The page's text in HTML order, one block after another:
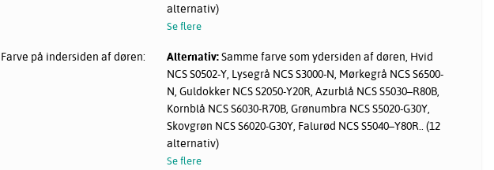
alternativ)
Se flere
Farve på indersiden af døren: Alternativ:Samme farve som ydersiden af døren, Hvid
NCS S0502-Y, Lysegrå NCS S3000-N, Mørkegrå NCS S6500-
N, Guldokker NCS S2050-Y20R, Azurblå NCS S5030–R80B,
Kornblå NCS S6030-R70B, Grønumbra NCS S5020-G30Y,
Skovgrøn NCS S6020-G30Y, Falurød NCS S5040–Y80R.. (12
alternativ)
Se flere